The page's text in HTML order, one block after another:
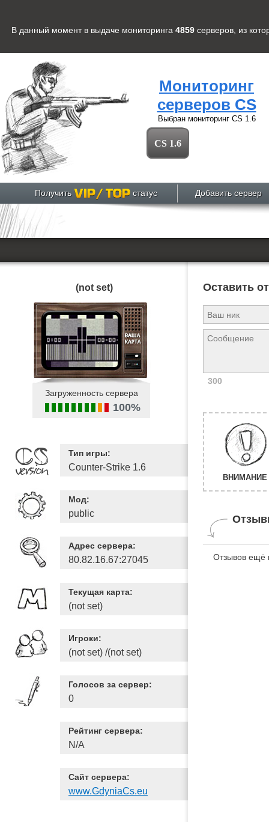
В данный момент в выдаче мониторинга 4859 серверов , из
Мониторинг
серверов CS
Выбран мониторинг CS 1.6
CS 1.6
Получить статус Добавить сервер
(not set)
Загруженность сервера
100%
Тип игры:
Counter-Strike 1.6
Мод:
public
Адрес сервера:
80.82.16.67:27045
Текущая карта:
(not set)
Игроки:
(not set) /(not set)
Голосов за сервер:
0
Рейтинг сервера:
N/A
Сайт сервера:
www.GdyniaCs.eu
Оставить
300
ВНИМАНИЕ
Отзывов ещё